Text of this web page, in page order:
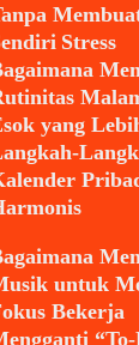
Stress
yang
untuk
Bekerja